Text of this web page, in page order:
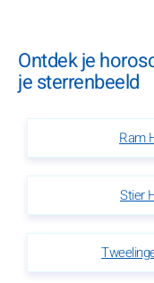
Ontdek je
je sterrenbeeld
Ram
Stier